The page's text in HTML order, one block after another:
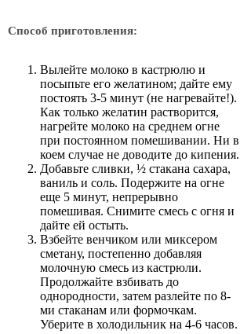
Способ приготовления:
Вылейте молоко в кастрюлю и
посыпьте его желатином; дайте ему
постоять 3-5 минут (не нагревайте!).
Как только желатин растворится,
нагрейте молоко на среднем огне
при постоянном помешивании. Ни в
коем случае не доводите до кипения.
Добавьте сливки, ½ стакана сахара,
ваниль и соль. Подержите на огне
еще 5 минут, непрерывно
помешивая. Снимите смесь с огня и
дайте ей остыть.
Взбейте венчиком или миксером
сметану, постепенно добавляя
молочную смесь из кастрюли.
Продолжайте взбивать до
однородности, затем разлейте по 8-
ми стаканам или формочкам.
Уберите в холодильник на 4-6 часов.